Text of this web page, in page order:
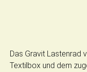
Das Gravit Lastenrad
Textilbox und dem